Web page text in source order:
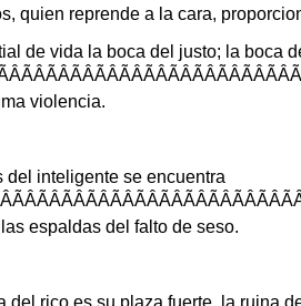
, quien reprende a la cara,
de vida la boca del justo; la boca
violencia.
del inteligente se encuentra
las espaldas del falto de seso.
del rico es su plaza fuerte, la ruina